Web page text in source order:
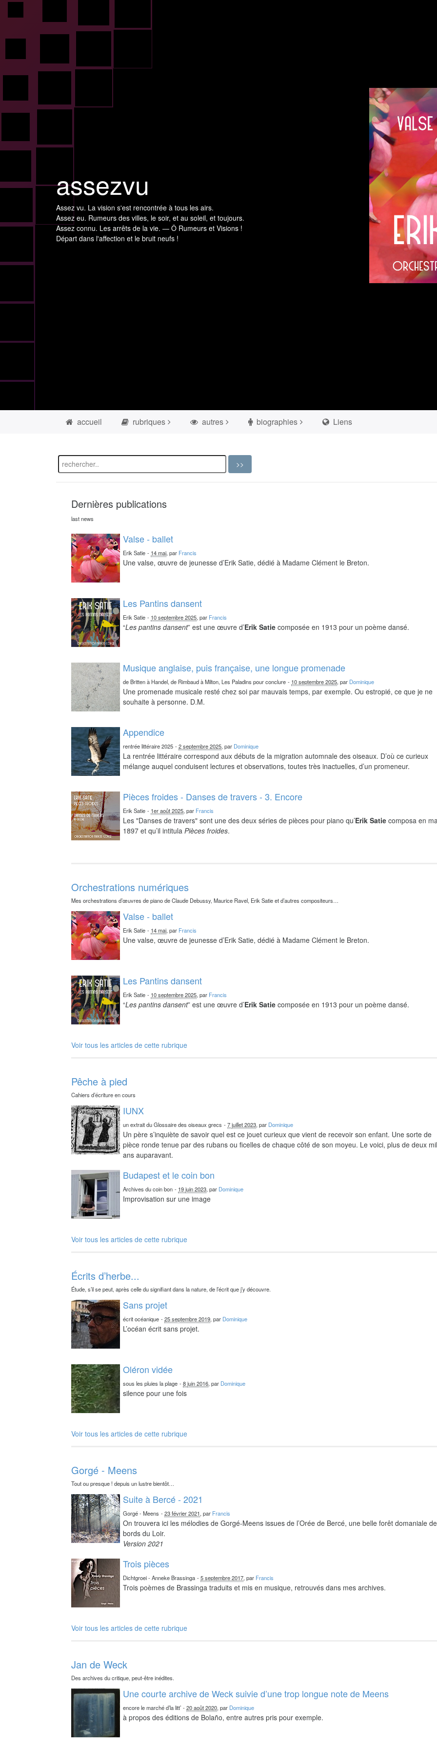
assezvu
Assez vu. La vision s'est rencontrée à tous les airs.
Assez eu. Rumeurs des villes, le soir, et au soleil, et toujours.
Assez connu. Les arrêts de la vie. — Ô Rumeurs et Visions !
Départ dans l'affection et le bruit neufs !
accueil rubriques autres biographies Liens
Dernières publications
last news
Valse - ballet
Erik Satie - 14 mai, par Francis
Une valse, œuvre de jeunesse d’Erik Satie, dédié à Madame Clément le Breton.
Les Pantins dansent
Erik Satie - 10 septembre 2025, par Francis
“Les pantins dansent” est une œuvre d’Erik Satie composée en 1913 pour un poème dansé.
Musique anglaise, puis française, une longue promenade
de Britten à Handel, de Rimbaud à Milton, Les Paladins pour conclure - 10 septembre 2025, par Dominique
Une promenade musicale resté chez soi par mauvais temps, par exemple. Ou estropié, ce que je ne
souhaite à personne. D.M.
Appendice
rentrée littéraire 2025 -2 septembre 2025, par Dominique
La rentrée littéraire correspond aux débuts de la migration automnale des oiseaux. D’où ce curieux
mélange auquel conduisent lectures et observations, toutes très inactuelles, d’un promeneur.
Pièces froides - Danses de travers - 3. Encore
Erik Satie - 1er août 2025, par Francis
Les "Danses de travers" sont une des deux séries de pièces pour piano qu’Erik Satie composa en
1897 et qu’il intitulaPièces froides.
Orchestrations numériques
Mes orchestrations d’œuvres de piano de Claude Debussy, Maurice Ravel, Erik Satie et d’autres compositeurs…
Valse - ballet
Erik Satie - 14 mai, par Francis
Une valse, œuvre de jeunesse d’Erik Satie, dédié à Madame Clément le Breton.
Les Pantins dansent
Erik Satie - 10 septembre 2025, par Francis
“Les pantins dansent” est une œuvre d’Erik Satie composée en 1913 pour un poème dansé.
Voir tous les articles de cette rubrique
Pêche à pied
Cahiers d’écriture en cours
IUNX
un extrait du Glossaire des oiseaux grecs -7 juillet 2023, par Dominique
Un père s’inquiète de savoir quel est ce jouet curieux que vient de recevoir son enfant. Une sorte de
pièce ronde tenue par des rubans ou ficelles de chaque côté de son moyeu. Le voici, plus de deux
ans auparavant.
Budapest et le coin bon
Archives du coin bon - 19 juin 2023, par Dominique
Improvisation sur une image
Voir tous les articles de cette rubrique
Écrits d’herbe...
Étude, s’il se peut, après celle du signifiant dans la nature, de l’écrit que j’y découvre.
Sans projet
écrit océanique -25 septembre 2019, par Dominique
L’océan écrit sans projet.
Oléron vidée
sous les pluies la plage -8 juin 2016, par Dominique
silence pour une fois
Voir tous les articles de cette rubrique
Gorgé - Meens
Tout ou presque ! depuis un lustre bientôt…
Suite à Bercé - 2021
Gorgé - Meens -23 février 2021, par Francis
On trouvera ici les mélodies de Gorgé-Meens issues de l’Orée de Bercé, une belle forêt domaniale
bords du Loir.
Version 2021
Trois pièces
Dichtgroei - Anneke Brassinga -5 septembre 2017, par Francis
Trois poèmes de Brassinga traduits et mis en musique, retrouvés dans mes archives.
Voir tous les articles de cette rubrique
Jan de Weck
Des archives du critique, peut-être inédites.
Une courte archive de Weck suivie d’une trop longue note de Meens
encore le marché d’la litt’ -20 août 2020, par Dominique
à propos des éditions de Bolaño, entre autres pris pour exemple.